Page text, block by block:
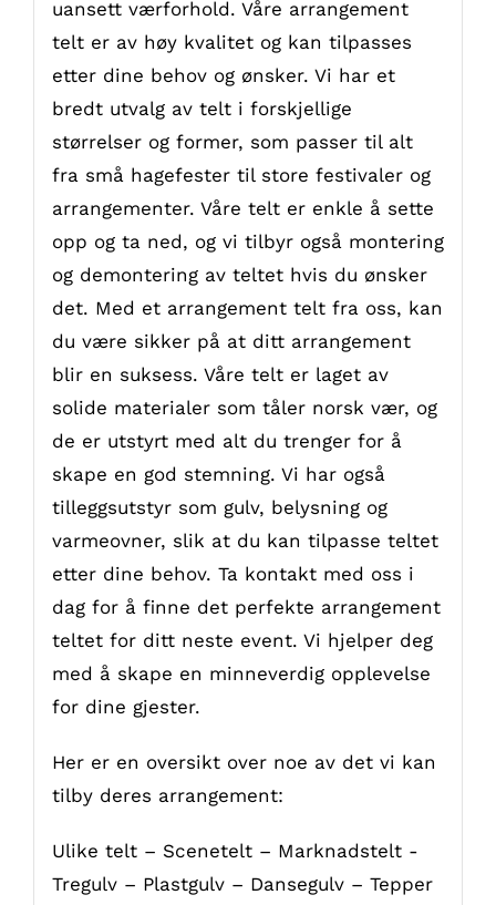
uansett værforhold. Våre arrangement
telt er av høy kvalitet og kan tilpasses
etter dine behov og ønsker. Vi har et
bredt utvalg av telt i forskjellige
størrelser og former, som passer til alt
fra små hagefester til store festivaler og
arrangementer. Våre telt er enkle å sette
opp og ta ned, og vi tilbyr også montering
og demontering av teltet hvis du ønsker
det. Med et arrangement telt fra oss, kan
du være sikker på at ditt arrangement
blir en suksess. Våre telt er laget av
solide materialer som tåler norsk vær, og
de er utstyrt med alt du trenger for å
skape en god stemning. Vi har også
tilleggsutstyr som gulv, belysning og
varmeovner, slik at du kan tilpasse teltet
etter dine behov. Ta kontakt med oss i
dag for å finne det perfekte arrangement
teltet for ditt neste event. Vi hjelper deg
med å skape en minneverdig opplevelse
for dine gjester.
Her er en oversikt over noe av det vi kan
tilby deres arrangement:
Ulike telt – Scenetelt – Marknadstelt -
Tregulv – Plastgulv – Dansegulv – Tepper